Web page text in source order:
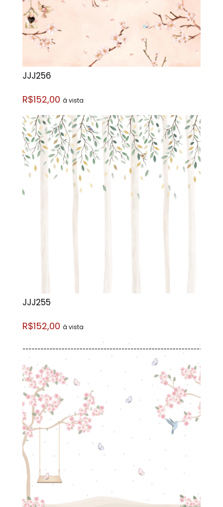
JJJ256
R$152,00 á vista
JJJ255
R$152,00 á vista